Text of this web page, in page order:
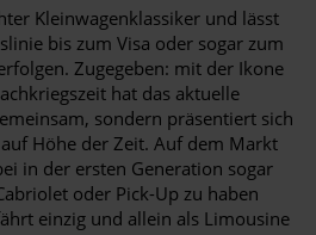
Kleinwagenklassiker und lässt
bis zum Visa oder sogar zum
Zugegeben: mit der Ikone
hat das aktuelle
sondern präsentiert sich
Höhe der Zeit. Auf dem Markt
in der ersten Generation sogar
oder Pick-Up zu haben
einzig und allein als Limousine